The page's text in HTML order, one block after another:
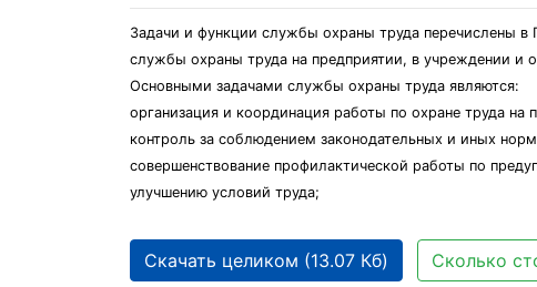
Задачи и функции службы охраны труда перечислены
службы охраны труда на предприятии, в учреждении и
Основными задачами службы охраны труда являются:
организация и координация работы по охране труда на
контроль за соблюдением законодательных и иных
совершенствование профилактической работы по
улучшению условий труда;
Скачать целиком (13.07 Кб) Сколько